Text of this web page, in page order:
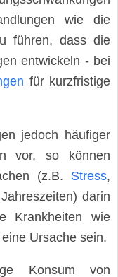
wie die
führen, dass die
entwickeln - bei
für kurzfristige
jedoch häufiger
vor, so können
(z.B. Stress,
darin
Krankheiten wie
Ursache sein.
Konsum von